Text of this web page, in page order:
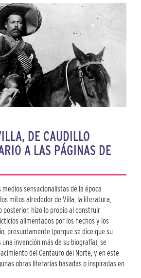
DE CAUDILLO
A LAS PÁGINAS DE
sensacionalistas de la época
mitos alrededor de Villa, la literatura,
posterior, hizo lo propio al construir
alimentados por los hechos y los
presuntamente (porque se dice que su
invención más de su biografía), se
del Centauro del Norte, y en este
obras literarias basadas o inspiradas en